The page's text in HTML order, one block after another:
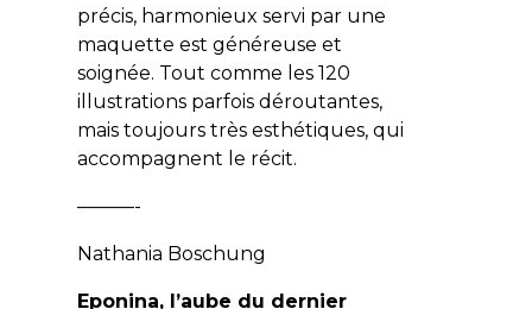
précis, harmonieux servi par une
maquette est généreuse et
soignée. Tout comme les 120
illustrations parfois déroutantes,
mais toujours très esthétiques, qui
accompagnent le récit.
———-
Nathania Boschung
Eponina, l’aube du dernier